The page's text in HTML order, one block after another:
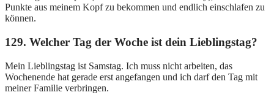
Punkte aus meinem Kopf zu bekommen und endlich einschlafen zu
können.
129. Welcher Tag der Woche ist dein Lieblingstag?
Mein Lieblingstag ist Samstag. Ich muss nicht arbeiten, das
Wochenende hat gerade erst angefangen und ich darf den Tag mit
meiner Familie verbringen.